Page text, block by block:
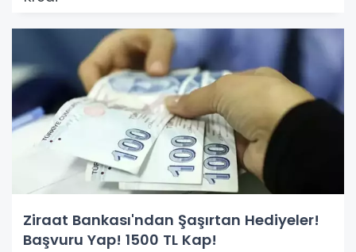
Ziraat Bankası'ndan Şaşırtan Hediyeler!
Başvuru Yap! 1500 TL Kap!